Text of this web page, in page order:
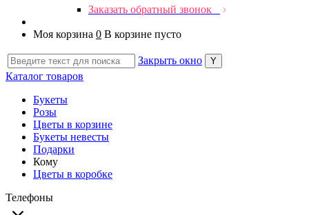
Заказать обратный звонок
Моя корзина 0 В корзине пусто
Закрыть окно
Каталог товаров
Букеты
Розы
Цветы в корзине
Букеты невесты
Подарки
Кому
Цветы в коробке
Телефоны